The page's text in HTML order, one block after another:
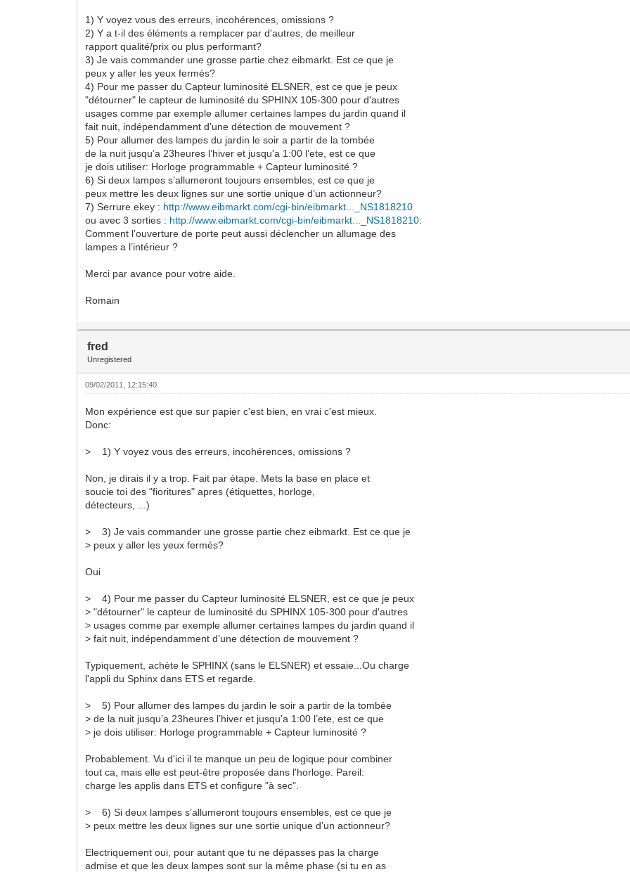
1) Y voyez vous des erreurs, incohérences, omissions ?
2) Y a t-il des éléments a remplacer par d'autres, de meilleur
rapport qualité/prix ou plus performant?
3) Je vais commander une grosse partie chez eibmarkt. Est ce que je
peux y aller les yeux fermés?
4) Pour me passer du Capteur luminosité ELSNER, est ce que je peux
"détourner" le capteur de luminosité du SPHINX 105-300 pour d'autres
usages comme par exemple allumer certaines lampes du jardin quand il
fait nuit, indépendamment d’une détection de mouvement ?
5) Pour allumer des lampes du jardin le soir a partir de la tombée
de la nuit jusqu’a 23heures l’hiver et jusqu'a 1:00 l’ete, est ce que
je dois utiliser: Horloge programmable + Capteur luminosité ?
6) Si deux lampes s’allumeront toujours ensembles, est ce que je
peux mettre les deux lignes sur une sortie unique d’un actionneur?
7) Serrure ekey : http://www.eibmarkt.com/cgi-bin/eibmarkt..._NS1818210
ou avec 3 sorties : http://www.eibmarkt.com/cgi-bin/eibmarkt..._NS1818210:
Comment l’ouverture de porte peut aussi déclencher un allumage des
lampes a l’intérieur ?
Merci par avance pour votre aide.
Romain
fred
Unregistered
09/02/2011, 12:15:40
Mon expérience est que sur papier c'est bien, en vrai c'est mieux.
Donc:
> 1) Y voyez vous des erreurs, incohérences, omissions ?
Non, je dirais il y a trop. Fait par étape. Mets la base en place et
soucie toi des "fioritures" apres (étiquettes, horloge,
détecteurs, ...)
> 3) Je vais commander une grosse partie chez eibmarkt. Est ce que je
> peux y aller les yeux fermés?
Oui
> 4) Pour me passer du Capteur luminosité ELSNER, est ce que je peux
> "détourner" le capteur de luminosité du SPHINX 105-300 pour d'autres
> usages comme par exemple allumer certaines lampes du jardin quand il
> fait nuit, indépendamment d’une détection de mouvement ?
Typiquement, achète le SPHINX (sans le ELSNER) et essaie...Ou charge
l'appli du Sphinx dans ETS et regarde.
> 5) Pour allumer des lampes du jardin le soir a partir de la tombée
> de la nuit jusqu’a 23heures l’hiver et jusqu'a 1:00 l’ete, est ce que
> je dois utiliser: Horloge programmable + Capteur luminosité ?
Probablement. Vu d'ici il te manque un peu de logique pour combiner
tout ca, mais elle est peut-être proposée dans l'horloge. Pareil:
charge les applis dans ETS et configure "à sec".
> 6) Si deux lampes s’allumeront toujours ensembles, est ce que je
> peux mettre les deux lignes sur une sortie unique d’un actionneur?
Electriquement oui, pour autant que tu ne dépasses pas la charge
admise et que les deux lampes sont sur la même phase (si tu en as